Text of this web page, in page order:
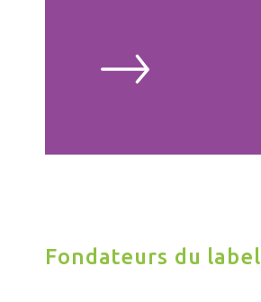
Fondateurs du label